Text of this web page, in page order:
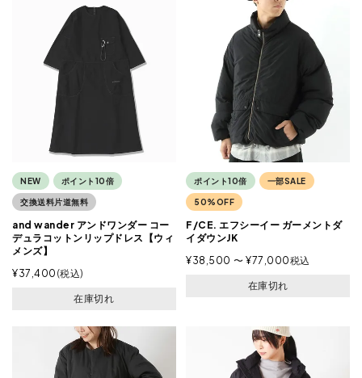
NEW ポイント10倍
交換送料片道無料
and wander アンドワンダー コー
デュラコットンリップドレス【ウィ
メンズ】
¥37,400 税込
在庫切れ
ポイント10倍 一部SALE
50%OFF
F/CE. エフシーイー ガーメントダ
イダウンJK
¥38,500 〜 ¥77,000税込
在庫切れ